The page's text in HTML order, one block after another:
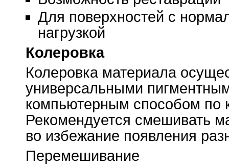
Для поверхностей с
нагрузкой
Колеровка
Колеровка материала
универсальными
компьютерным способом по
Рекомендуется смешивать
во избежание появления
Перемешивание